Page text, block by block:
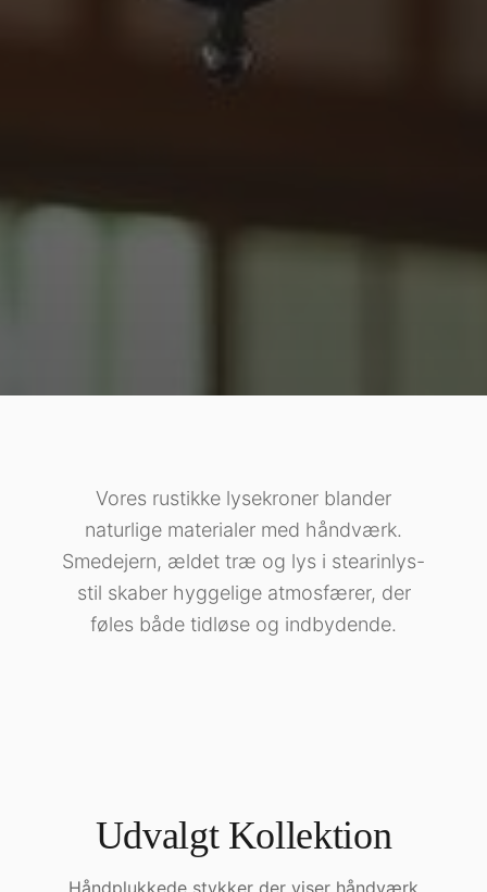
Vores rustikke lysekroner blander
naturlige materialer med håndværk.
Smedejern, ældet træ og lys i stearinlys-
stil skaber hyggelige atmosfærer, der
føles både tidløse og indbydende.
Udvalgt Kollektion
Håndplukkede stykker der viser håndværk